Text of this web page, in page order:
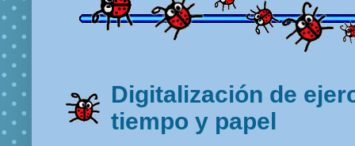
Digitalización de
tiempo y papel